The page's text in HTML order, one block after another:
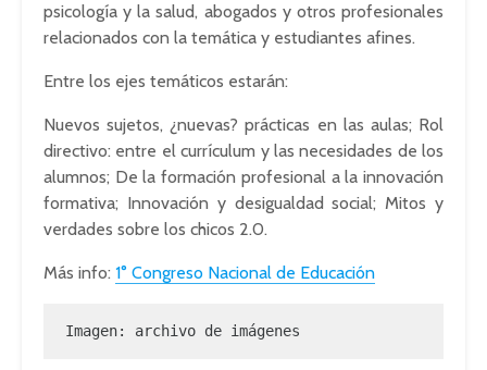
psicología y la salud, abogados y otros profesionales
relacionados con la temática y estudiantes afines.
Entre los ejes temáticos estarán:
Nuevos sujetos, ¿nuevas? prácticas en las aulas; Rol
directivo: entre el currículum y las necesidades de los
alumnos; De la formación profesional a la innovación
formativa; Innovación y desigualdad social; Mitos y
verdades sobre los chicos 2.0.
Más info: 1° Congreso Nacional de Educación
Imagen: archivo de imágenes